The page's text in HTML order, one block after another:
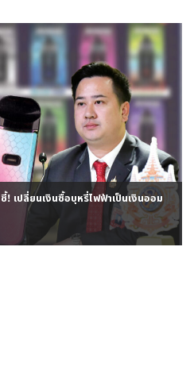
ขวัญปีใหม่ 2568 ให้คนไทย